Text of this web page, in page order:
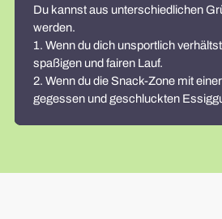
Du kannst aus unterschiedlichen
werden.
1. Wenn du dich unsportlich
spaßigen und fairen Lauf.
2. Wenn du die Snack-Zone mit
gegessen und geschluckten